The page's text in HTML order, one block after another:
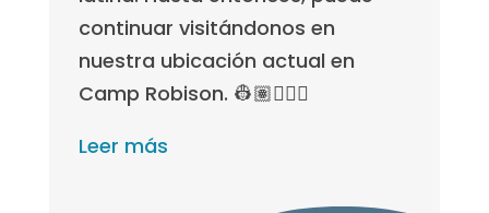
continuar visitándonos en
nuestra ubicación actual en
Camp Robison. 👷🏽👷🏿‍♀️
Leer más